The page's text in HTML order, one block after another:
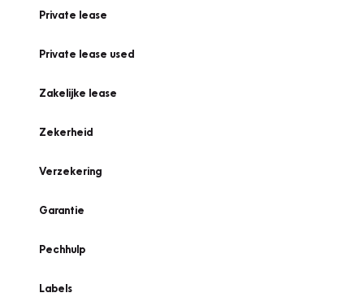
Private lease
Private lease used
Zakelijke lease
Zekerheid
Verzekering
Garantie
Pechhulp
Labels